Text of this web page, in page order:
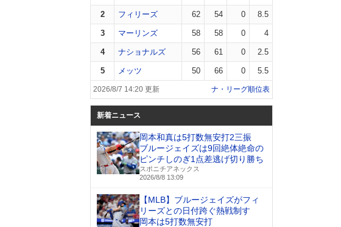
2 フィリーズ 62 54 0 8.5
3 マーリンズ 58 58 0 4
4 ナショナルズ 56 61 0 2.5
5 メッツ 50 66 0 5.5
2026/8/7 14:20 更新 ナ・リーグ順位表
新着ニュース
岡本和真は5打数無安打2三振
ブルージェイズは9回絶体絶命の
ピンチしのぎ1点差逃げ切り勝ち
スポニチアネックス
2026/8/8 13:09
【MLB】ブルージェイズがフィ
リーズとの日付跨ぐ熱戦制す
岡本は5打数無安打